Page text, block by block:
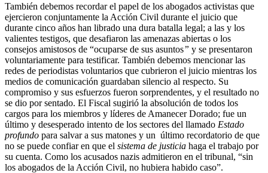
También debemos recordar el papel de los abogados activistas que
ejercieron conjuntamente la Acción Civil durante el juicio que
durante cinco años han librado una dura batalla legal; a las y los
valientes testigos, que desafiaron las amenazas abiertas o los
consejos amistosos de “ocuparse de sus asuntos” y se presentaron
voluntariamente para testificar. También debemos mencionar las
redes de periodistas voluntarios que cubrieron el juicio mientras los
medios de comunicación guardaban silencio al respecto. Su
compromiso y sus esfuerzos fueron sorprendentes, y el resultado no
se dio por sentado. El Fiscal sugirió la absolución de todos los
cargos para los miembros y líderes de Amanecer Dorado; fue un
último y desesperado intento de los sectores del llamado Estado
profundo para salvar a sus matones y un último recordatorio de que
no se puede confiar en que el sistema de justicia haga el trabajo por
su cuenta. Como los acusados nazis admitieron en el tribunal, “sin
los abogados de la Acción Civil, no hubiera habido caso”.